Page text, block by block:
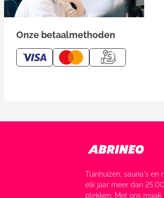
Onze betaalmethoden
Tuinhuizen, sauna's en
elk jaar meer dan
plekken. Met ons maak